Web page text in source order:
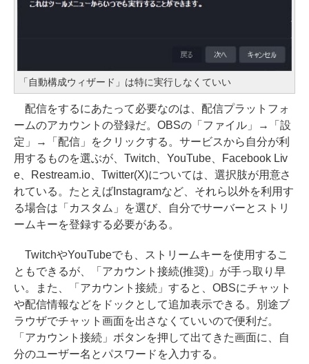
「自動構成ウィザード」は特に実行しなくていい
配信をするにあたって必要なのは、配信プラットフォ
ームのアカウントの登録だ。OBSの「ファイル」→「設
定」→「配信」をクリックする。サービスから自分が利
用するものを選ぶが、Twitch、YouTube、Facebook Liv
e、Restream.io、Twitter(X)については、選択肢が用意さ
れている。たとえばInstagramなど、それら以外を利用す
る場合は「カスタム」を選び、自分でサーバーとストリ
ームキーを登録する必要がある。
TwitchやYouTubeでも、ストリームキーを使用するこ
ともできるが、「アカウント接続(推奨)」が手っ取り早
い。また、「アカウント接続」すると、OBSにチャット
や配信情報などをドックとして追加表示できる。別途ブ
ラウザでチャット画面を出さなくていいので便利だ。
「アカウント接続」ボタンを押して出てきた画面に、自
分のユーザー名とパスワードを入力する。